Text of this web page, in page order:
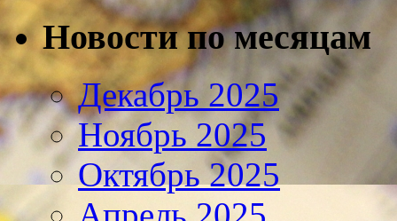
Новости по месяцам
Декабрь 2025
Ноябрь 2025
Октябрь 2025